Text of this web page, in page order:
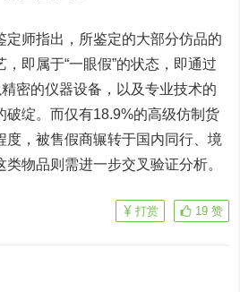
师指出，所鉴定的大部分仿品的
即属于“一眼假”的状态，即通过
密的仪器设备，以及专业技术的
破绽。而仅有18.9%的高级仿制货
度，被售假商辗转于国内同行、境
物品则需进一步交叉验证分析。
19 赞
打赏